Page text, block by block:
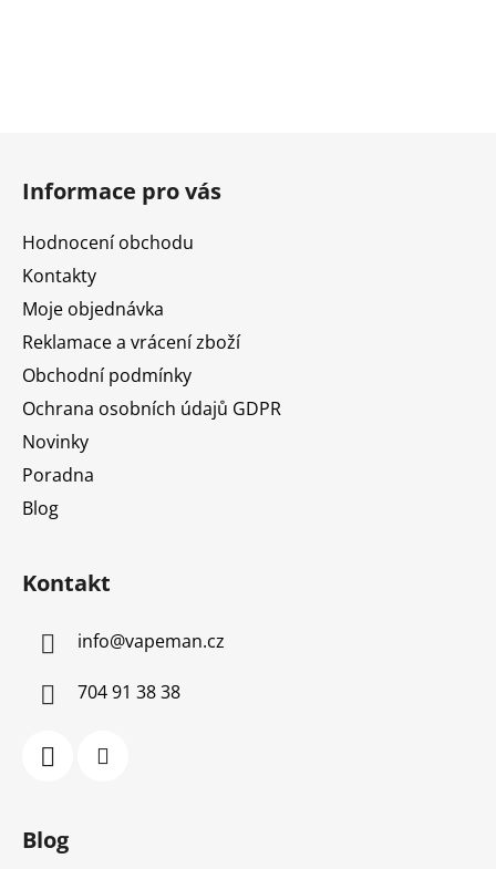
Informace pro vás
Hodnocení obchodu
Kontakty
Moje objednávka
Reklamace a vrácení zboží
Obchodní podmínky
Ochrana osobních údajů GDPR
Novinky
Poradna
Blog
Kontakt
info@vapeman.cz
704 91 38 38
Blog